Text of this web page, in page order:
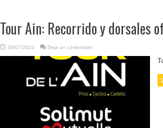
Tour Ain: Recorrido y dorsales
29/07/2021 Deja un comentario